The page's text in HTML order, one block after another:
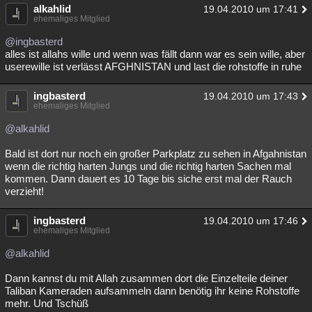
alkahlid 19.04.2010 um 17:41
ehemaliges Mitglied
@ingbasterd
alles ist allahs wille und wenn was fällt dann war es sein wille, aber
userewille ist verlässt AFGHNISTAN und last die rohstoffe in ruhe
ingbasterd 19.04.2010 um 17:43
ehemaliges Mitglied
@alkahlid
Bald ist dort nur noch ein großer Parkplatz zu sehen in Afgahnistan
wenn die richtig harten Jungs und die richtig harten Sachen mal
kommen. Dann dauert es 10 Tage bis siche erst mal der Rauch
verzieht!
ingbasterd 19.04.2010 um 17:46
ehemaliges Mitglied
@alkahlid
Dann kannst du mit Allah zusammen dort die Einzelteile deiner
Taliban Kameraden aufsammeln dann benötig ihr keine Rohstoffe
mehr. Und Tschüß